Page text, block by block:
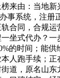
来由：当地
事系统，注册
合同，合规运
坐式代办？
的时间；能
人跑手续；
道，原名山